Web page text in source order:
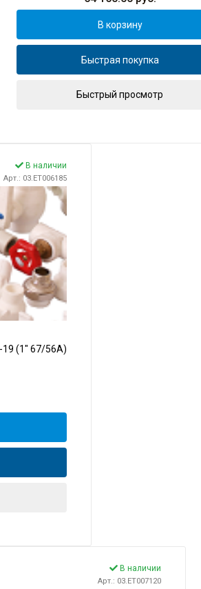
В корзину
Быстрая покупка
Быстрый просмотр
В наличии
Арт.: 03.ET006185
19 (1" 67/56A)
В наличии
Арт.: 03.ET007120